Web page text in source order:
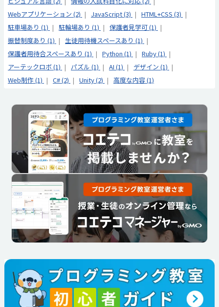
Webアプリケーション (2)
JavaScript (3)
HTML+CSS (3)
駐車場あり (1)
駐輪場あり (1)
保護者見学可 (1)
振替制度あり (1)
生徒用待機スペースあり (1)
保護者用待合スペースあり (1)
Python (1)
Ruby (1)
アーテックロボ (1)
パズル (1) AI (1)
デザイン (1)
Web制作 (1)
C# (2) Unity (2) 高度な内容 (1)